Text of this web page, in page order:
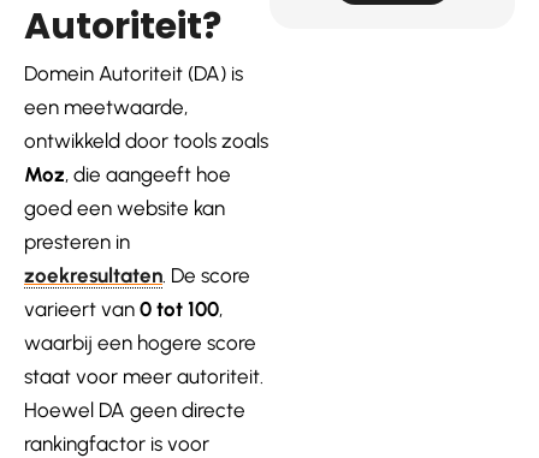
Autoriteit?
Domein Autoriteit (DA) is
een meetwaarde,
ontwikkeld door tools zoals
Moz, die aangeeft hoe
goed een website kan
presteren in
zoekresultaten. De score
varieert van 0 tot 100,
waarbij een hogere score
staat voor meer autoriteit.
Hoewel DA geen directe
rankingfactor is voor